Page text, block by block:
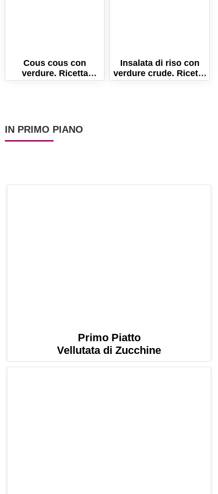
Cous cous con
verdure. Ricetta
semplice e veloce per
Insalata di riso con
verdure crude. Ricetta
per un primo piatto
IN PRIMO PIANO
Primo Piatto
Vellutata di Zucchine